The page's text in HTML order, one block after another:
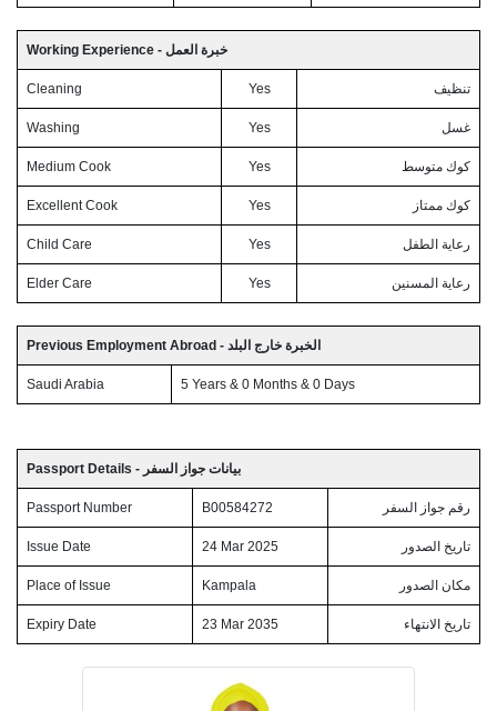
Working Experience - خبرة العمل
Cleaning Yes تنظيف
Washing Yes غسل
Medium Cook Yes كوك متوسط
Excellent Cook Yes كوك ممتاز
Child Care Yes رعاية الطفل
Elder Care Yes رعاية المسنين
Previous Employment Abroad - الخبرة خارج البلد
Saudi Arabia 5 Years & 0 Months & 0 Days
Passport Details - بيانات جواز السفر
Passport Number B00584272 رقم جواز السفر
Issue Date 24 Mar 2025 تاريخ الصدور
Place of Issue Kampala مكان الصدور
Expiry Date 23 Mar 2035 تاريخ الانتهاء